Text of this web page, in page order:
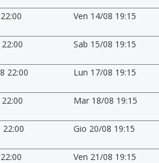
Ven 14/08 19:15
Sab 15/08 19:15
22:00 Lun 17/08 19:15
Mar 18/08 19:15
Gio 20/08 19:15
Ven 21/08 19:15